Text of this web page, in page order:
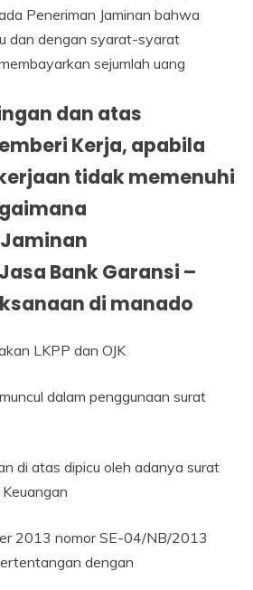
Peneriman Jaminan bahwa
dan dengan syarat-syarat
sejumlah uang
dan atas
Kerja, apabila
tidak memenuhi
Bank Garansi –
di manado
LKPP dan OJK
dalam penggunaan surat
di atas dipicu oleh adanya surat
2013 nomor SE-04/NB/2013
dengan